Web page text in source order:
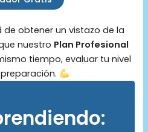
obtener un vistazo de la
nuestro Plan Profesional
tiempo, evaluar tu nivel